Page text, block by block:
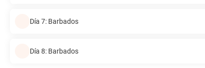
Día 7: Barbados
Día 8: Barbados